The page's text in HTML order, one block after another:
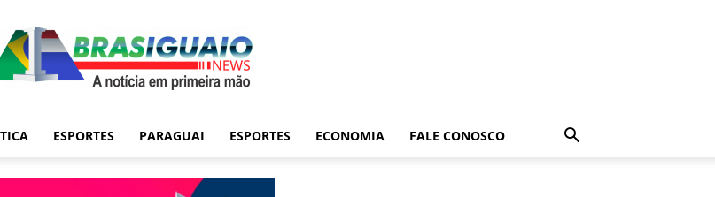
ESPORTES PARAGUAI ESPORTES ECONOMIA FALE CONOSCO